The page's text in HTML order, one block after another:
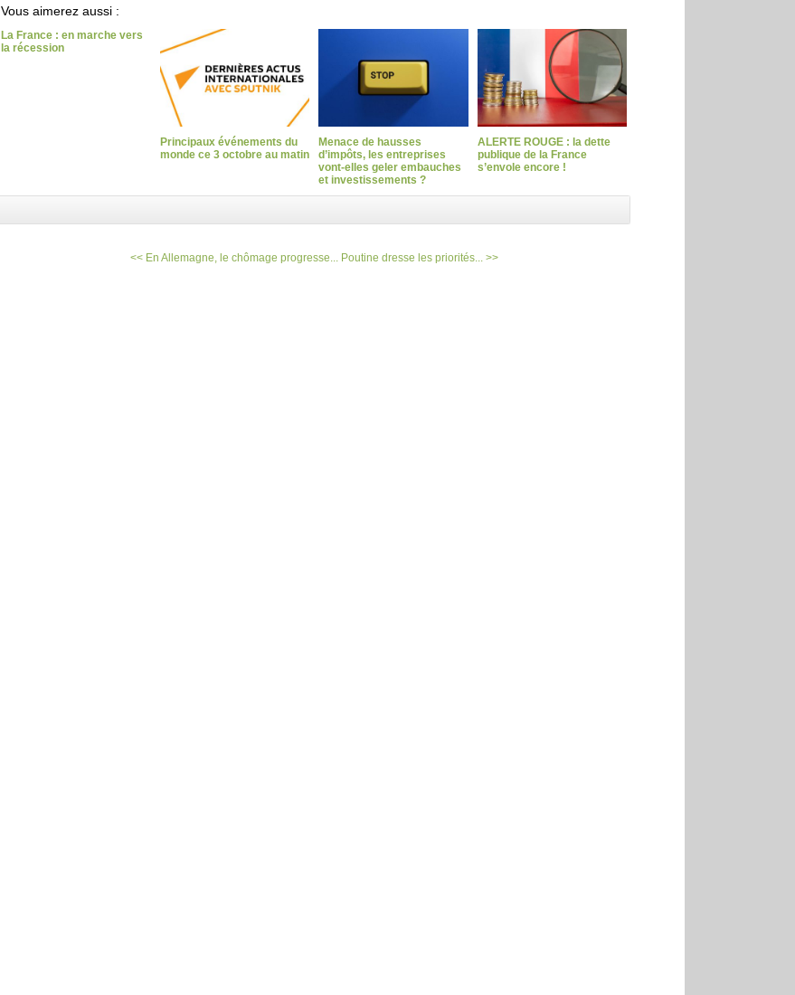
Vous aimerez aussi :
La France : en marche vers
la récession
Principaux événements du
monde ce 3 octobre au matin
Menace de hausses
d’impôts, les entreprises
vont-elles geler embauches
et investissements ?
ALERTE ROUGE : la dette
publique de la France
s’envole encore !
<< En Allemagne, le chômage progresse... Poutine dresse les priorités... >>